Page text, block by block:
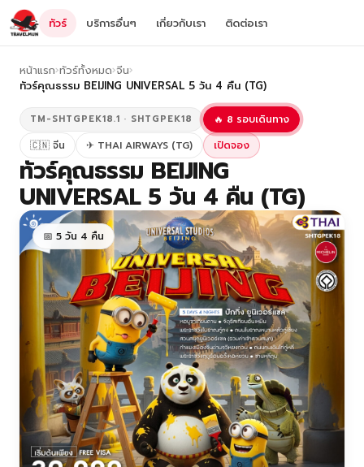
ทัวร์ บริการอื่นๆ เกี่ยวกับเรา ติดต่อเรา
หน้าแรก›ทัวร์ทั้งหมด›จีน›
ทัวร์คุณธรรม BEIJING UNIVERSAL 5 วัน 4 คืน (TG)
TM-SHTGPEK18.1 · SHTGPEK18
🔥 8 รอบเดินทาง
🇨🇳 จีน
✈ THAI AIRWAYS (TG) เปิดจอง
ทัวร์คุณธรรม BEIJING
UNIVERSAL 5 วัน 4 คืน (TG)
📅 5 วัน 4 คืน